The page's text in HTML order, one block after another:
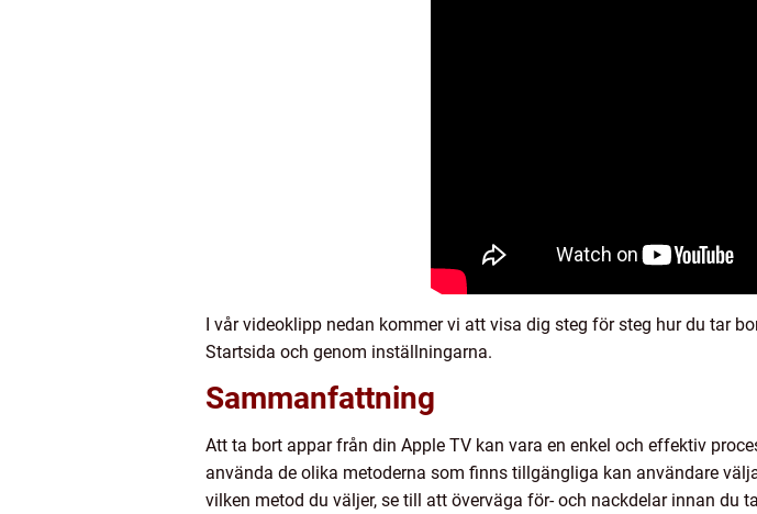
I vår videoklipp nedan kommer vi att visa dig steg för steg hur du tar
Startsida och genom inställningarna.
Sammanfattning
Att ta bort appar från din Apple TV kan vara en enkel och effektiv
använda de olika metoderna som finns tillgängliga kan användare
vilken metod du väljer, se till att överväga för- och nackdelar innan